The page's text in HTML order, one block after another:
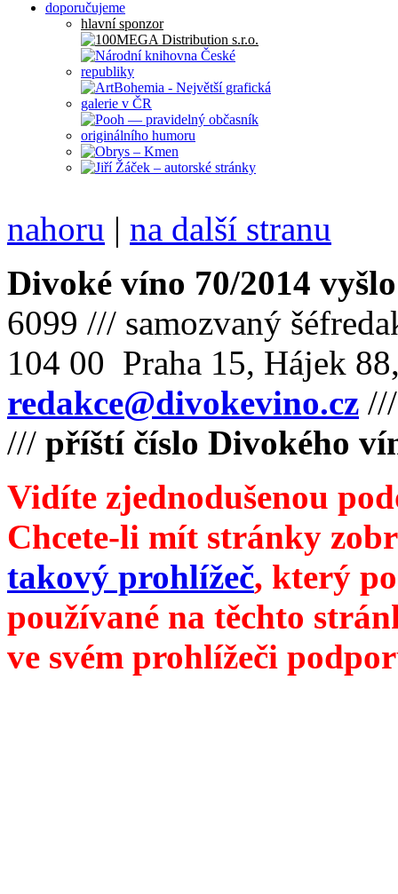
doporučujeme
hlavní sponzor
nahoru | na další stranu
Divoké víno 70/2014
6099 /// samozvaný
104 00 Praha 15, Hájek
redakce@divokevino.cz
/// příští číslo Divokého
Vidíte zjednodušenou
Chcete-li mít stránky
takový prohlížeč, který
používané na těchto
ve svém prohlížeči